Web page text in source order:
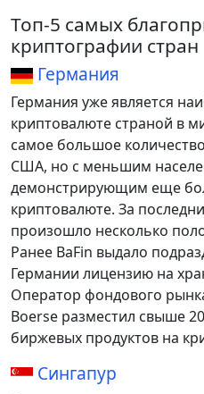
Топ-5 самых
криптографии стран
Германия
Германия уже является
криптовалюте страной в
самое большое
США, но с меньшим
демонстрирующим еще
криптовалюте. За
произошло несколько
Ранее BaFin выдало
Германии лицензию на
Оператор фондового
Boerse разместил свыше
биржевых продуктов на
Сингапур